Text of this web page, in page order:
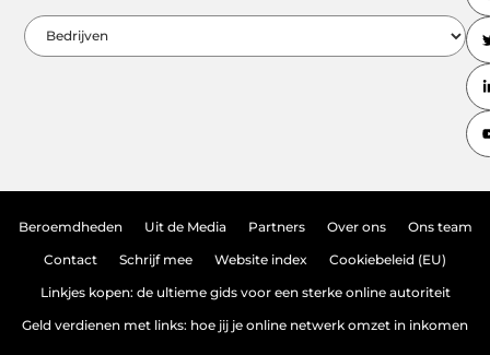
Beroemdheden Uit de Media Partners Over ons Ons team
Contact Schrijf mee Website index Cookiebeleid (EU)
Linkjes kopen: de ultieme gids voor een sterke online autoriteit
Geld verdienen met links: hoe jij je online netwerk omzet in inkomen